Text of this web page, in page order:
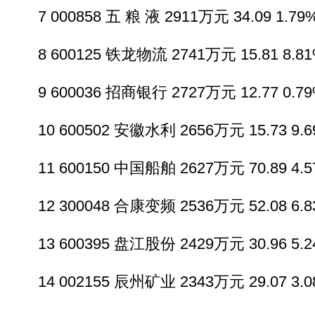
7 000858 五 粮 液 2911万元 34.09
8 600125 铁龙物流 2741万元 15.81
9 600036 招商银行 2727万元 12.77
10 600502 安徽水利 2656万元 15.73
11 600150 中国船舶 2627万元 70.89
12 300048 合康变频 2536万元 52.08
13 600395 盘江股份 2429万元 30.96
14 002155 辰州矿业 2343万元 29.07